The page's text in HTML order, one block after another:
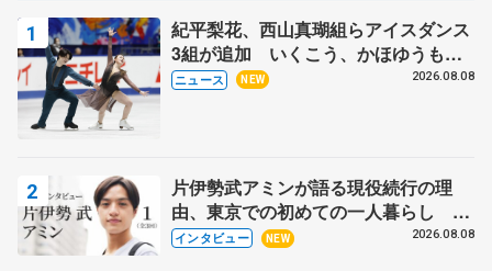
紀平梨花、西山真瑚組らアイスダンス
3組が追加 いくこう、かほゆうも、
木下グループ杯
ニュース NEW 2026.08.08
片伊勢武アミンが語る現役続行の理
由、東京での初めての一人暮らし 注
目スケーターの「今」に迫る
インタビュー NEW 2026.08.08